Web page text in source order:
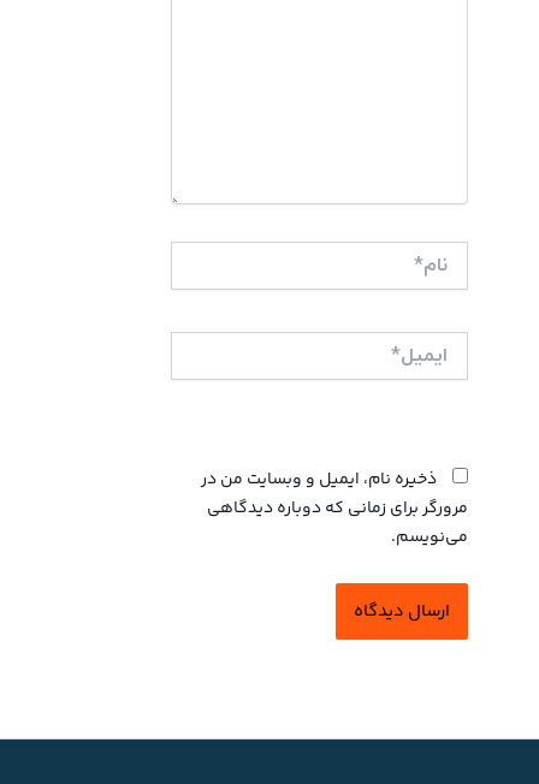
نام*
ایمیل*
ذخیره نام، ایمیل و وبسایت من در
مرورگر برای زمانی که دوباره دیدگاهی
می‌نویسم.